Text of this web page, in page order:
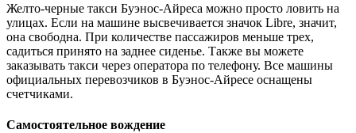
Желто-черные такси Буэнос-Айреса можно просто ловить на
улицах. Если на машине высвечивается значок Libre, значит,
она свободна. При количестве пассажиров меньше трех,
садиться принято на заднее сиденье. Также вы можете
заказывать такси через оператора по телефону. Все машины
официальных перевозчиков в Буэнос-Айресе оснащены
счетчиками.
Самостоятельное вождение